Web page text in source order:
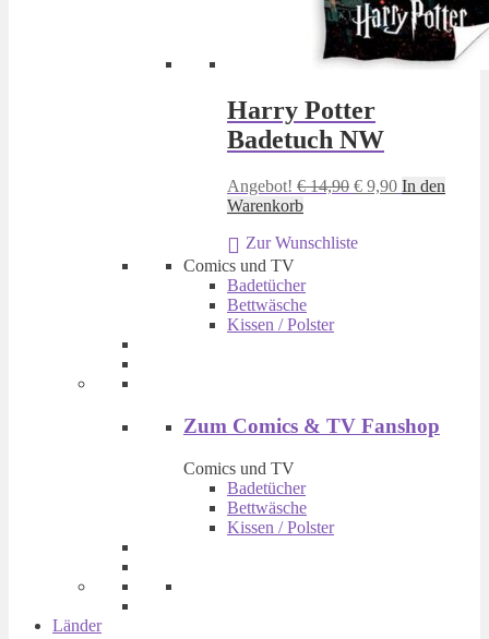
Harry Potter
Badetuch NW
Angebot! €14,90 Ursprünglicher
€ 14,90
€ 9,90Aktueller
In den
Warenkorb
Zur Wunschliste
Comics und TV
Badetücher
Bettwäsche
Kissen / Polster
Zum Comics & TV Fanshop
Comics und TV
Badetücher
Bettwäsche
Kissen / Polster
Länder